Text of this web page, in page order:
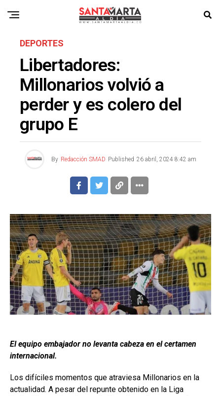
DEPORTES
Libertadores:
Millonarios volvió a
perder y es colero del
grupo E
By Redacción SMAD Published 26 abril, 2024 8:42 am
El equipo embajador no levanta cabeza en el certamen
internacional.
Los difíciles momentos que atraviesa Millonarios en la
actualidad. A pesar del repunte obtenido en la Liga